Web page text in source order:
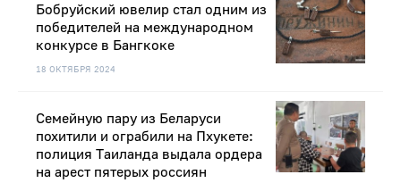
18 ОКТЯБРЯ 2024
Бобруйский ювелир стал одним из
победителей на международном
конкурсе в Бангкоке
Семейную пару из Беларуси
похитили и ограбили на Пхукете:
полиция Таиланда выдала ордера
на арест пятерых россиян